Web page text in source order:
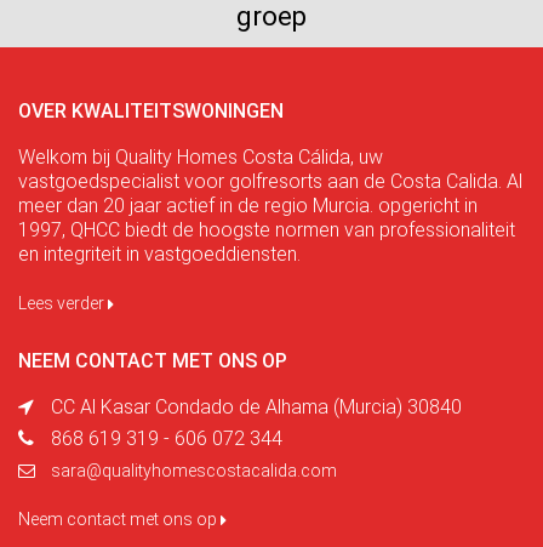
groep
OVER KWALITEITSWONINGEN
Welkom bij Quality Homes Costa Cálida, uw
vastgoedspecialist voor golfresorts aan de Costa Calida. Al
meer dan 20 jaar actief in de regio Murcia. opgericht in
1997, QHCC biedt de hoogste normen van professionaliteit
en integriteit in vastgoeddiensten.
Lees verder
NEEM CONTACT MET ONS OP
CC Al Kasar Condado de Alhama (Murcia) 30840
868 619 319 - 606 072 344
sara@qualityhomescostacalida.com
Neem contact met ons op